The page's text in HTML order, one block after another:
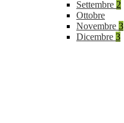
Settembre 2
Ottobre
Novembre 3
Dicembre 3